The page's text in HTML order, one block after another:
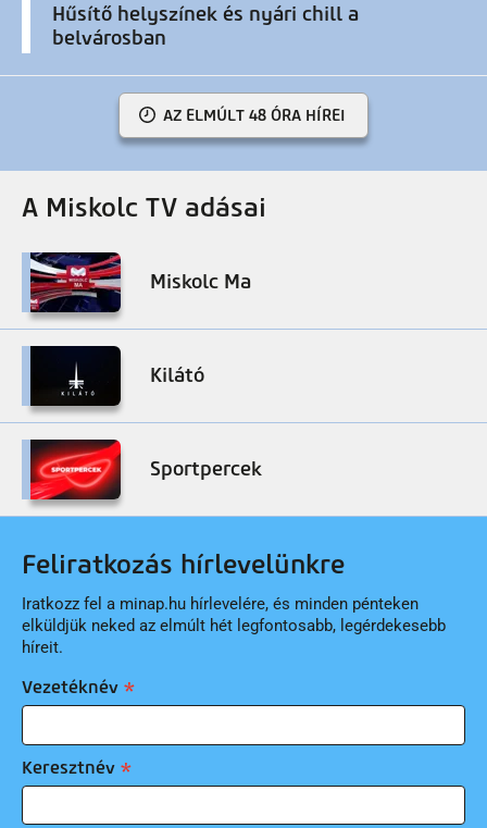
Hűsítő helyszínek és nyári chill a
belvárosban
AZ ELMÚLT 48 ÓRA HÍREI
A Miskolc TV adásai
Miskolc Ma
Kilátó
Sportpercek
Feliratkozás hírlevelünkre
Iratkozz fel a minap.hu hírlevelére, és minden pénteken
elküldjük neked az elmúlt hét legfontosabb, legérdekesebb
híreit.
Vezetéknév
Keresztnév